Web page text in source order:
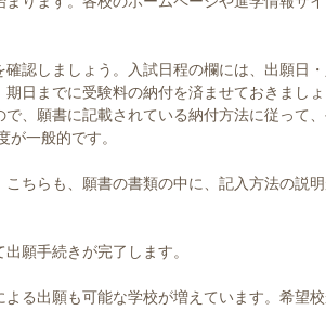
認しましょう。入試日程の欄には、出願日
日までに受験料の納付を済ませておきまし
、願書に記載されている納付方法に従って
一般的です。
ちらも、願書の書類の中に、記入方法の説明
願手続きが完了します。
る出願も可能な学校が増えています。希望